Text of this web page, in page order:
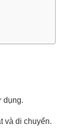
dụng.
và di chuyển.